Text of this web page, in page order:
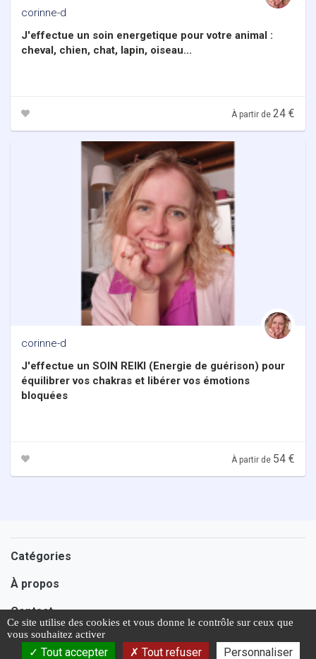
corinne-d
J'effectue un soin energetique pour votre animal :
cheval, chien, chat, lapin, oiseau...
À partir de 24 €
corinne-d
J'effectue un SOIN REIKI (Energie de guérison) pour
équilibrer vos chakras et libérer vos émotions
bloquées
À partir de 54 €
Catégories
À propos
Contact
Assistance 7 jours sur 7
Ce site utilise des cookies et vous donne le contrôle sur ceux que
vous souhaitez activer
Tout accepter Tout refuser Personnaliser